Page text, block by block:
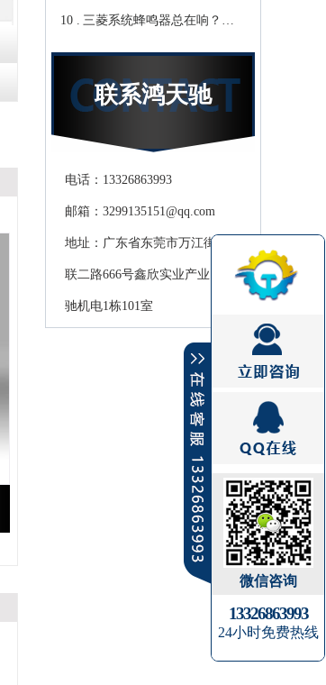
[鸿天驰]
程序报警怎么处理，CNC雕
铣机厂家教你
10 . 三菱系统蜂鸣器总在响？鸿
天驰850加工中心厂家教你关
掉它联系鸿天驰
电话：13326863993
邮箱：3299135151@qq.com
地址：广东省东莞市万江街道滘
联二路666号鑫欣实业产业园天
驰机电1栋101室
微信咨询
13326863993
24小时免费热线